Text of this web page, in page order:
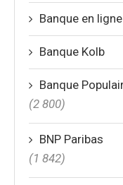
Banque en ligne
Banque Kolb
Banque
(2 800)
BNP Paribas
(1 842)